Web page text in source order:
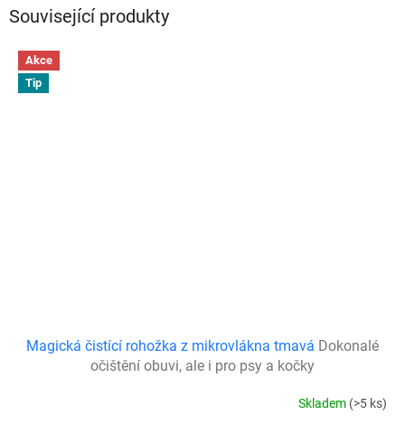
Související produkty
Akce
Tip
Magická čistící rohožka z mikrovlákna tmavá Dokonalé
očištění obuvi, ale i pro psy a kočky
Skladem (>5 ks)